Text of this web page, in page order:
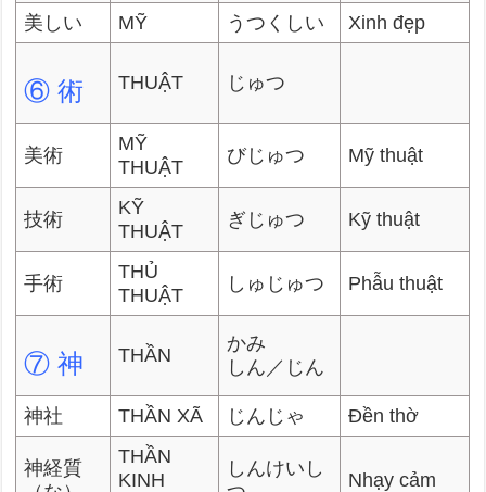
美しい
MỸ うつくしい Xinh đẹp
⑥ 術 THUẬT じゅつ
美術
MỸ
THUẬT
びじゅつ Mỹ thuật
技術
KỸ
THUẬT
ぎじゅつ Kỹ thuật
手術
THỦ
THUẬT
しゅじゅつ Phẫu thuật
⑦ 神 THẦN
かみ
しん／じん
神社 THẦN XÃ じんじゃ Đền thờ
神経質
THẦN
KINH
しんけいし
Nhạy cảm